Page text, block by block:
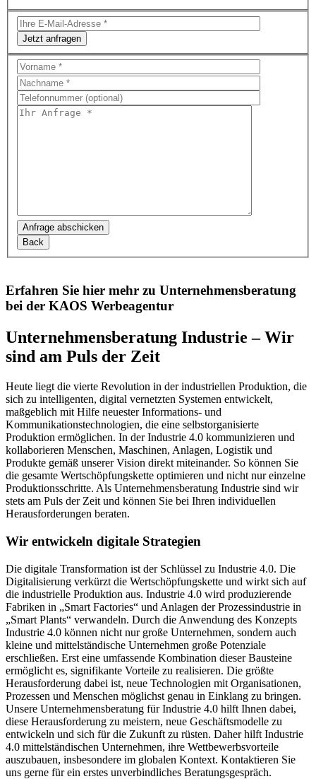
Jetzt anfragen
Bitte
lasse
dieses
Feld
Bitte
lasse
dieses
Erfahren Sie hier mehr zu Unternehmensberatung
bei der KAOS Werbeagentur
Unternehmensberatung Industrie – Wir
sind am Puls der Zeit
Heute liegt die vierte Revolution in der industriellen Produktion, die
sich zu intelligenten, digital vernetzten Systemen entwickelt,
maßgeblich mit Hilfe neuester Informations- und
Kommunikationstechnologien, die eine selbstorganisierte
Produktion ermöglichen. In der Industrie 4.0 kommunizieren und
kollaborieren Menschen, Maschinen, Anlagen, Logistik und
Produkte gemäß unserer Vision direkt miteinander. So können Sie
die gesamte Wertschöpfungskette optimieren und nicht nur einzelne
Produktionsschritte. Als Unternehmensberatung Industrie sind wir
stets am Puls der Zeit und können Sie bei Ihren individuellen
Herausforderungen beraten.
Wir entwickeln digitale Strategien
Die digitale Transformation ist der Schlüssel zu Industrie 4.0. Die
Digitalisierung verkürzt die Wertschöpfungskette und wirkt sich auf
die industrielle Produktion aus. Industrie 4.0 wird produzierende
Fabriken in „Smart Factories“ und Anlagen der Prozessindustrie in
„Smart Plants“ verwandeln. Durch die Anwendung des Konzepts
Industrie 4.0 können nicht nur große Unternehmen, sondern auch
kleine und mittelständische Unternehmen große Potenziale
erschließen. Erst eine umfassende Kombination dieser Bausteine ​​
ermöglicht es, signifikante Vorteile zu realisieren. Die größte
Herausforderung dabei ist, neue Technologien mit Organisationen,
Prozessen und Menschen möglichst genau in Einklang zu bringen.
Unsere Unternehmensberatung für Industrie 4.0 hilft Ihnen dabei,
diese Herausforderung zu meistern, neue Geschäftsmodelle zu
entwickeln und sich für die Zukunft zu rüsten. Daher hilft Industrie
4.0 mittelständischen Unternehmen, ihre Wettbewerbsvorteile
auszubauen, insbesondere im globalen Kontext. Kontaktieren Sie
uns gerne für ein erstes unverbindliches Beratungsgespräch.